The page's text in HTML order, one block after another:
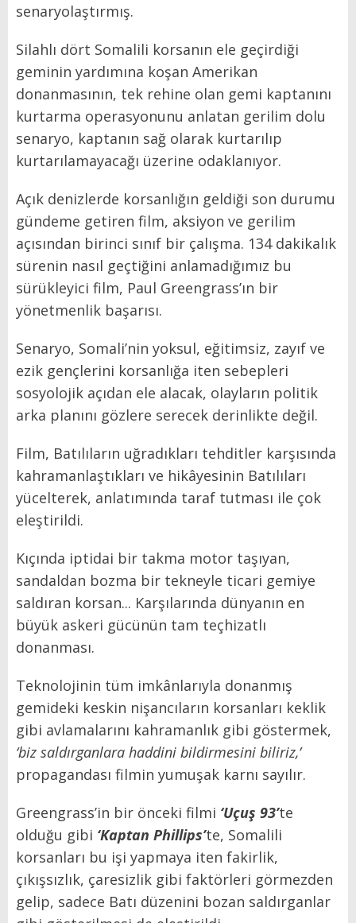
senaryolaştırmış.
Silahlı dört Somalili korsanın ele geçirdiği
geminin yardımına koşan Amerikan
donanmasının, tek rehine olan gemi kaptanını
kurtarma operasyonunu anlatan gerilim dolu
senaryo, kaptanın sağ olarak kurtarılıp
kurtarılamayacağı üzerine odaklanıyor.
Açık denizlerde korsanlığın geldiği son durumu
gündeme getiren film, aksiyon ve gerilim
açısından birinci sınıf bir çalışma. 134 dakikalık
sürenin nasıl geçtiğini anlamadığımız bu
sürükleyici film, Paul Greengrass’ın bir
yönetmenlik başarısı.
Senaryo, Somali’nin yoksul, eğitimsiz, zayıf ve
ezik gençlerini korsanlığa iten sebepleri
sosyolojik açıdan ele alacak, olayların politik
arka planını gözlere serecek derinlikte değil.
Film, Batılıların uğradıkları tehditler karşısında
kahramanlaştıkları ve hikâyesinin Batılıları
yücelterek, anlatımında taraf tutması ile çok
eleştirildi.
Kıçında iptidai bir takma motor taşıyan,
sandaldan bozma bir tekneyle ticari gemiye
saldıran korsan... Karşılarında dünyanın en
büyük askeri gücünün tam teçhizatlı
donanması.
Teknolojinin tüm imkânlarıyla donanmış
gemideki keskin nişancıların korsanları keklik
gibi avlamalarını kahramanlık gibi göstermek,
‘biz saldırganlara haddini bildirmesini biliriz,’
propagandası filmin yumuşak karnı sayılır.
Greengrass’in bir önceki filmi ‘Uçuş 93’te
olduğu gibi ‘Kaptan Phillips’te, Somalili
korsanları bu işi yapmaya iten fakirlik,
çıkışsızlık, çaresizlik gibi faktörleri görmezden
gelip, sadece Batı düzenini bozan saldırganlar